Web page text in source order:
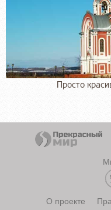
Просто
О проекте